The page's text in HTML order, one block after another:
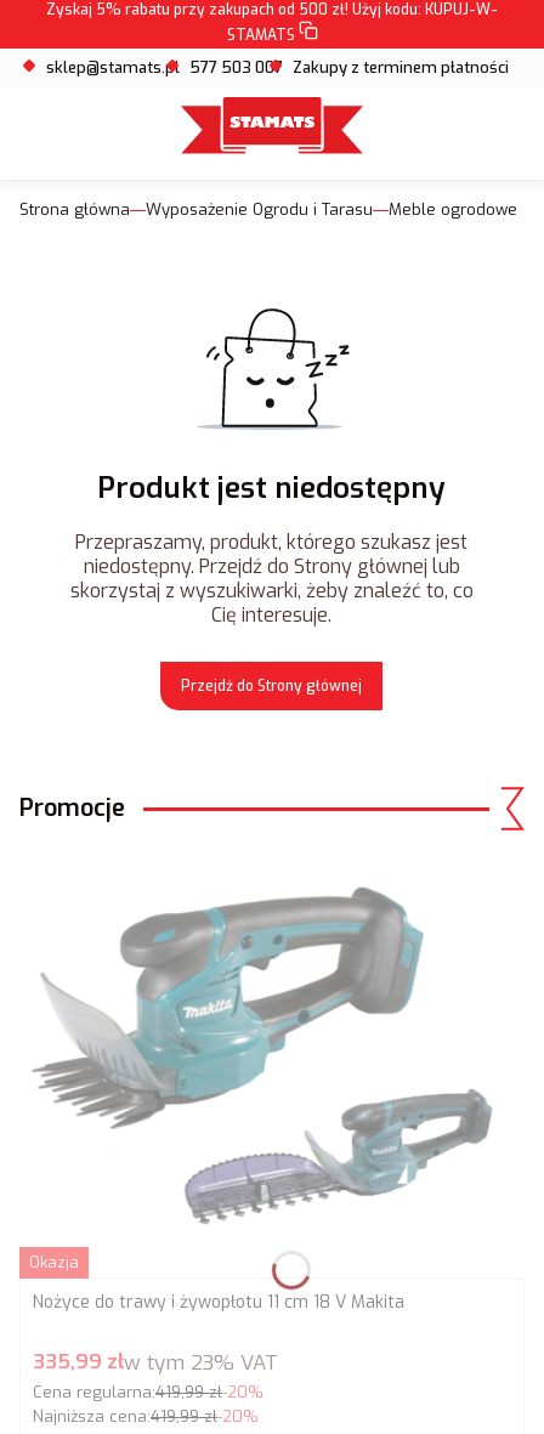
Zyskaj 5% rabatu przy zakupach od 500 zł! Użyj kodu: KUPUJ-W-
STAMATS
sklep@stamats.pl 577 503 007 Zakupy z terminem płatności
Strona główna Wyposażenie Ogrodu i Tarasu Meble ogrodowe
Produkt jest niedostępny
Przepraszamy, produkt, którego szukasz jest
niedostępny. Przejdź do Strony głównej lub
skorzystaj z wyszukiwarki, żeby znaleźć to, co
Cię interesuje.
Przejdź do Strony głównej
Promocje
Okazja
Nożyce do trawy i żywopłotu 11 cm 18 V Makita
Cena promocyjna brutto
335,99 złw tym 23% VAT
Cena regularna:419,99 zł-20%
Najniższa cena:419,99 zł-20%